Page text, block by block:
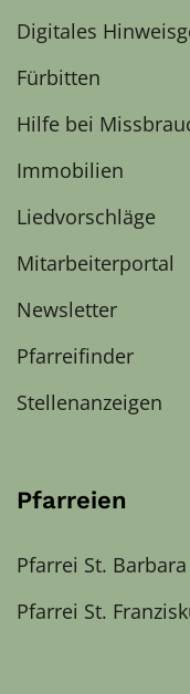
Digitales
Fürbitten
Hilfe bei
Immobilien
Liedvorschläge
Mitarbeiterportal
Newsletter
Pfarreifinder
Stellenanzeigen
Pfarreien
Pfarrei St.
Pfarrei St.